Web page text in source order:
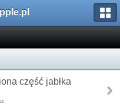
część jabłka